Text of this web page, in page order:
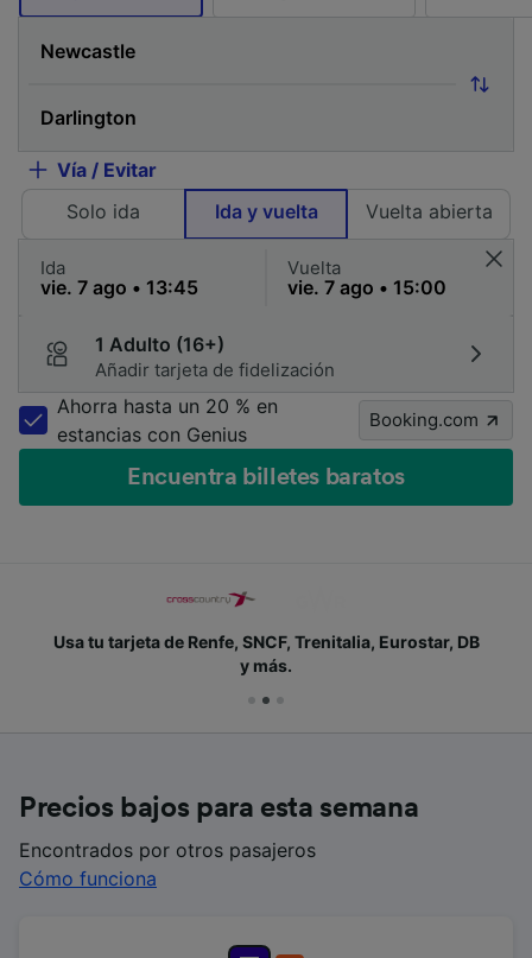
Vía / Evitar
Solo ida
Ida y vuelta Vuelta abierta
Ida Vuelta
1 Adulto (16+)
Añadir tarjeta de fidelización
Ahorra hasta un 20 % en
estancias con Genius
Booking.com
Encuentra billetes baratos
Usa tu tarjeta de Renfe, SNCF, Trenitalia, Eurostar, DB
y más.
Precios bajos para esta semana
Encontrados por otros pasajeros
Cómo funciona